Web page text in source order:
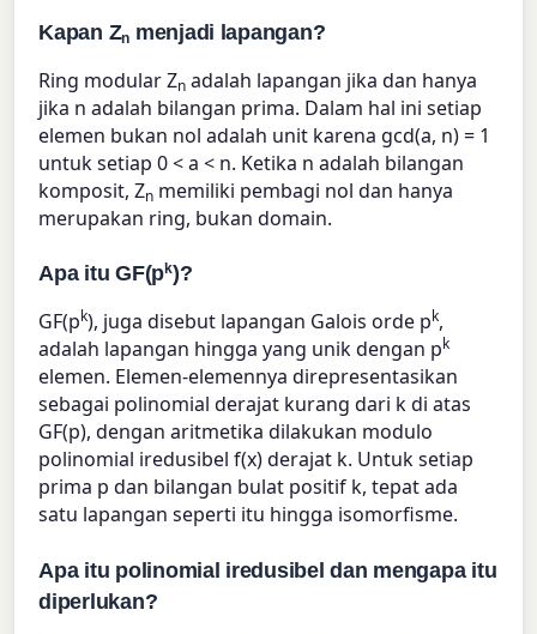
Kapan Zn menjadi lapangan?
Ring modular Zn adalah lapangan jika dan hanya
jika n adalah bilangan prima. Dalam hal ini setiap
elemen bukan nol adalah unit karena gcd(a, n) = 1
untuk setiap 0 < a < n. Ketika n adalah bilangan
komposit, Zn memiliki pembagi nol dan hanya
merupakan ring, bukan domain.
Apa itu GF(pk)?
GF(pk), juga disebut lapangan Galois orde pk,
adalah lapangan hingga yang unik dengan pk
elemen. Elemen-elemennya direpresentasikan
sebagai polinomial derajat kurang dari k di atas
GF(p), dengan aritmetika dilakukan modulo
polinomial iredusibel f(x) derajat k. Untuk setiap
prima p dan bilangan bulat positif k, tepat ada
satu lapangan seperti itu hingga isomorfisme.
Apa itu polinomial iredusibel dan mengapa itu
diperlukan?